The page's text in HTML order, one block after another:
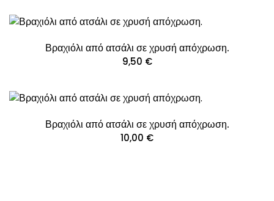
Βραχιόλι από ατσάλι σε χρυσή απόχρωση.
9,50 €
Βραχιόλι από ατσάλι σε χρυσή απόχρωση.
10,00 €